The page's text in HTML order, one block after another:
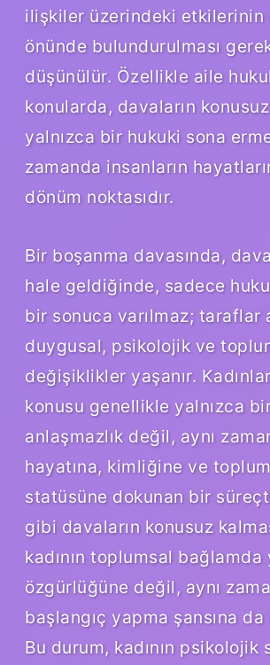
ilişkiler üzerindeki etkilerinin
önünde bulundurulması
düşünülür. Özellikle aile
konularda, davaların
yalnızca bir hukuki sona
zamanda insanların
dönüm noktasıdır.
Bir boşanma davasında,
hale geldiğinde, sadece
bir sonuca varılmaz; taraflar
duygusal, psikolojik ve
değişiklikler yaşanır.
konusu genellikle yalnızca
anlaşmazlık değil, aynı
hayatına, kimliğine ve
statüsüne dokunan bir
gibi davaların konusuz
kadının toplumsal bağlamda
özgürlüğüne değil, aynı
başlangıç yapma şansına
Bu durum, kadının psikolojik